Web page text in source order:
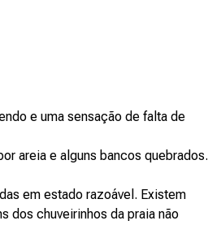
e uma sensação de falta de
areia e alguns bancos quebrados.
em estado razoável. Existem
dos chuveirinhos da praia não